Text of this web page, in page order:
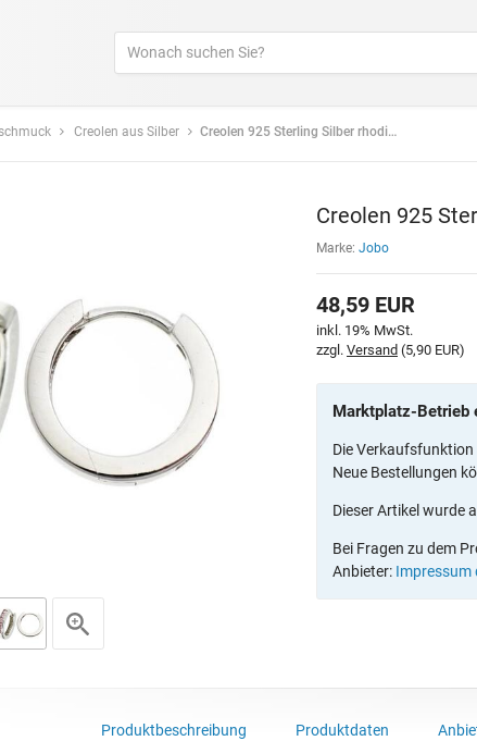
Creolen aus Silber Creolen 925 Sterling Silber rhodiniert 10 Zirkonia Ø 14,6 mm
Creolen 925
Marke: Jobo
48,59 EUR
inkl. 19% MwSt.
zzgl. Versand (5,90 EUR)
Marktplatz-Betrieb
Die
Neue Bestellungen
Dieser Artikel wurde
Bei Fragen zu dem
Anbieter: Impressum
Produktbeschreibung Produktdaten